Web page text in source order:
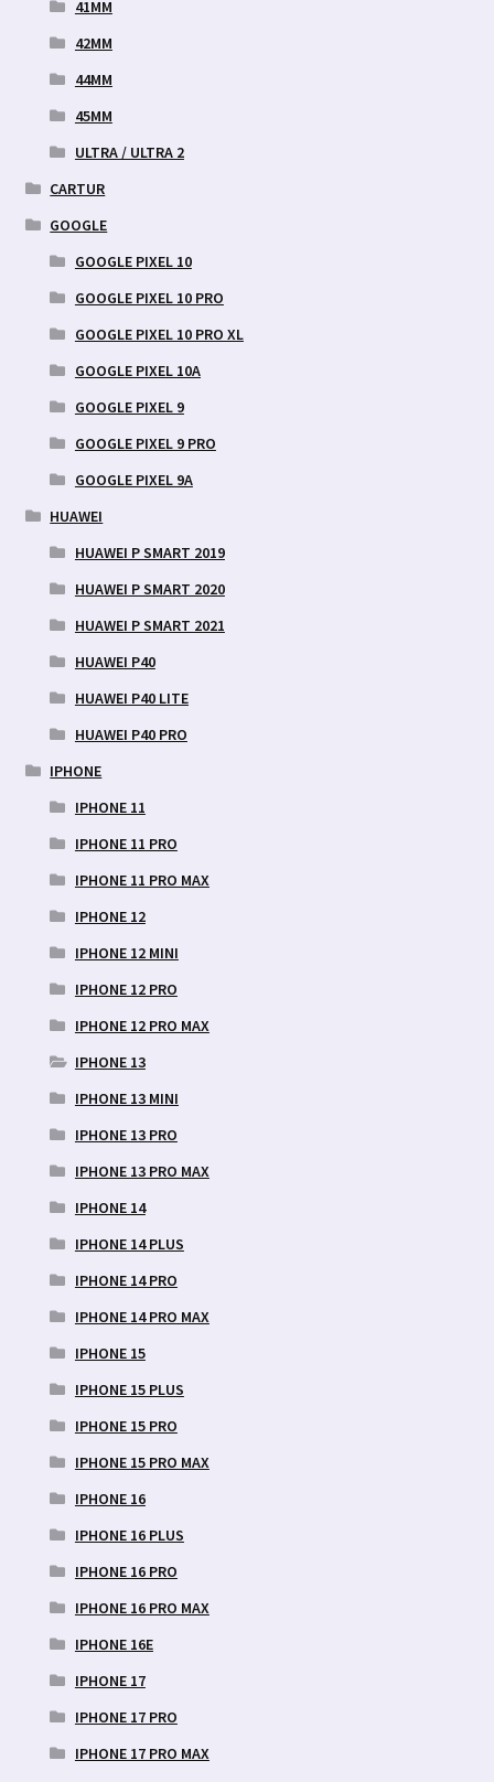
41MM
42MM
44MM
45MM
ULTRA / ULTRA 2
CARTUR
GOOGLE
GOOGLE PIXEL 10
GOOGLE PIXEL 10 PRO
GOOGLE PIXEL 10 PRO XL
GOOGLE PIXEL 10A
GOOGLE PIXEL 9
GOOGLE PIXEL 9 PRO
GOOGLE PIXEL 9A
HUAWEI
HUAWEI P SMART 2019
HUAWEI P SMART 2020
HUAWEI P SMART 2021
HUAWEI P40
HUAWEI P40 LITE
HUAWEI P40 PRO
IPHONE
IPHONE 11
IPHONE 11 PRO
IPHONE 11 PRO MAX
IPHONE 12
IPHONE 12 MINI
IPHONE 12 PRO
IPHONE 12 PRO MAX
IPHONE 13
IPHONE 13 MINI
IPHONE 13 PRO
IPHONE 13 PRO MAX
IPHONE 14
IPHONE 14 PLUS
IPHONE 14 PRO
IPHONE 14 PRO MAX
IPHONE 15
IPHONE 15 PLUS
IPHONE 15 PRO
IPHONE 15 PRO MAX
IPHONE 16
IPHONE 16 PLUS
IPHONE 16 PRO
IPHONE 16 PRO MAX
IPHONE 16E
IPHONE 17
IPHONE 17 PRO
IPHONE 17 PRO MAX